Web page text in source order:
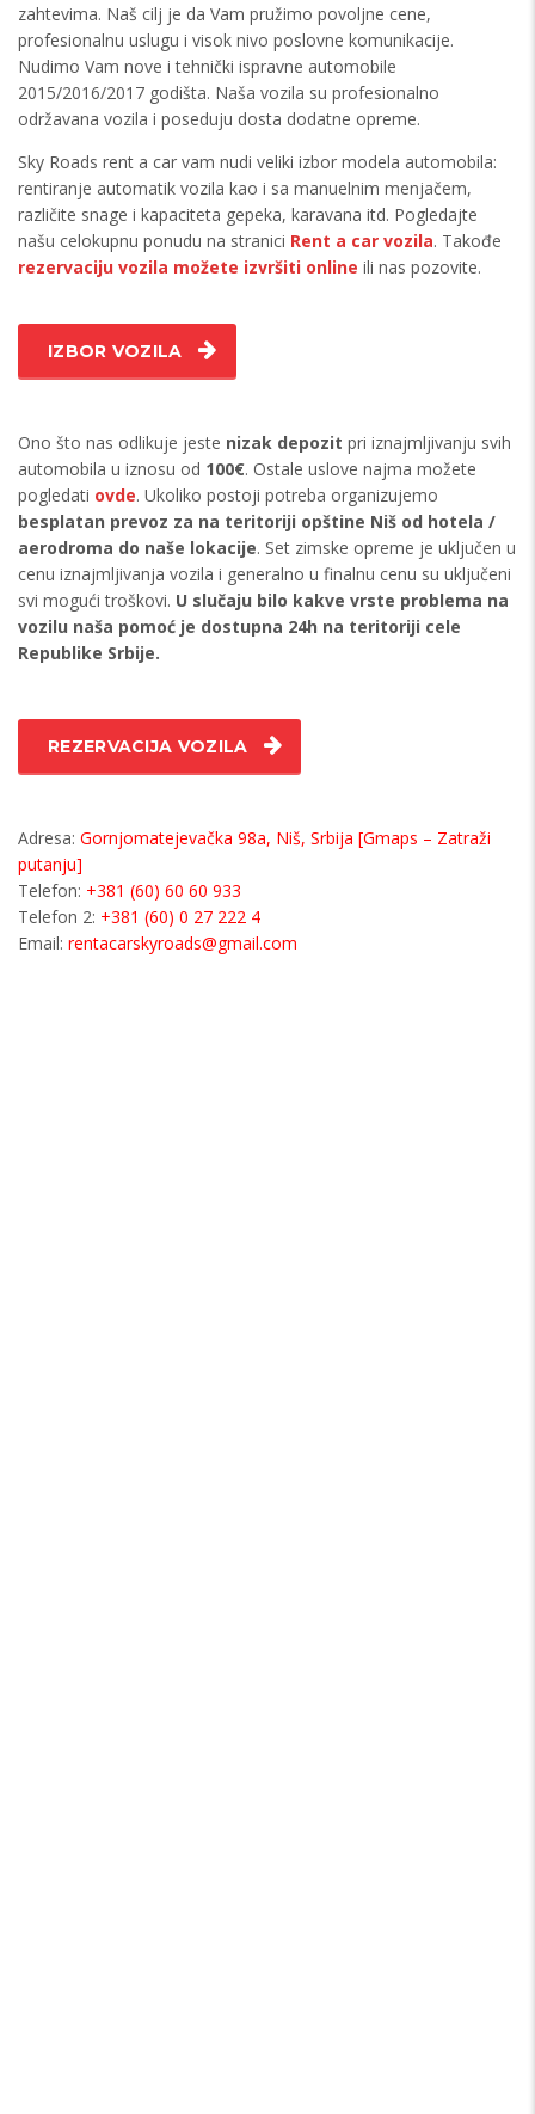
zahtevima. Naš cilj je da Vam pružimo povoljne cene,
profesionalnu uslugu i visok nivo poslovne komunikacije.
Nudimo Vam nove i tehnički ispravne automobile
2015/2016/2017 godišta. Naša vozila su profesionalno
održavana vozila i poseduju dosta dodatne opreme.
Sky Roads rent a car vam nudi veliki izbor modela automobila:
rentiranje automatik vozila kao i sa manuelnim menjačem,
različite snage i kapaciteta gepeka, karavana itd. Pogledajte
našu celokupnu ponudu na stranici Rent a car vozila. Takođe
rezervaciju vozila možete izvršiti online ili nas pozovite.
IZBOR VOZILA
Ono što nas odlikuje jeste nizak depozit pri iznajmljivanju svih
automobila u iznosu od 100€. Ostale uslove najma možete
pogledati ovde. Ukoliko postoji potreba organizujemo
besplatan prevoz za na teritoriji opštine Niš od hotela /
aerodroma do naše lokacije. Set zimske opreme je uključen u
cenu iznajmljivanja vozila i generalno u finalnu cenu su uključeni
svi mogući troškovi. U slučaju bilo kakve vrste problema na
vozilu naša pomoć je dostupna 24h na teritoriji cele
Republike Srbije.
REZERVACIJA VOZILA
Adresa: Gornjomatejevačka 98a, Niš, Srbija [Gmaps – Zatraži
putanju]
Telefon: +381 (60) 60 60 933
Telefon 2: +381 (60) 0 27 222 4
Email: rentacarskyroads@gmail.com